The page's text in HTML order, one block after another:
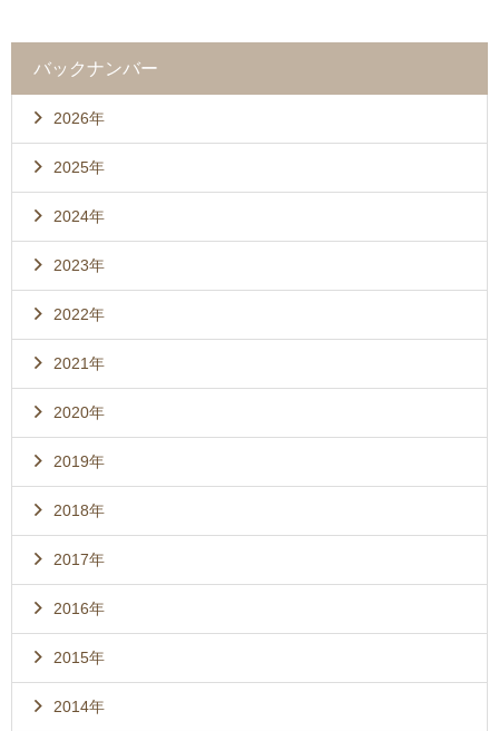
バックナンバー
2026年
2025年
2024年
2023年
2022年
2021年
2020年
2019年
2018年
2017年
2016年
2015年
2014年